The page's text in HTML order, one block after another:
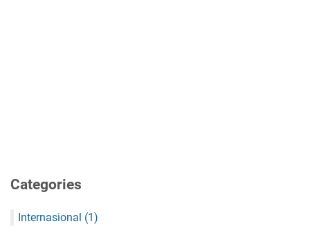
Categories
Internasional (1)